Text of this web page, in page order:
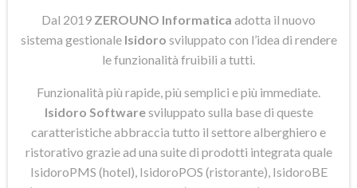
Dal 2019 ZEROUNO Informatica adotta il nuovo
sistema gestionale Isidoro sviluppato con l’idea di rendere
le funzionalità fruibili a tutti.
Funzionalità più rapide, più semplici e più immediate.
Isidoro Softwaresviluppato sulla base di queste
caratteristiche abbraccia tutto il settore alberghiero e
ristorativo grazie ad una suite di prodotti integrata quale
IsidoroPMS (hotel), IsidoroPOS (ristorante), IsidoroBE